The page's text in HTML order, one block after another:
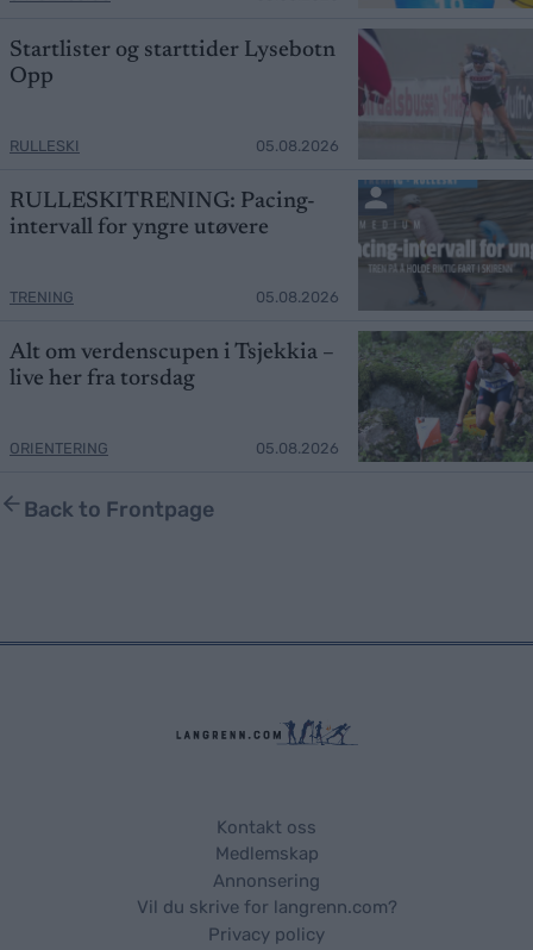
Startlister og starttider Lysebotn
Opp
RULLESKI 05.08.2026
RULLESKITRENING: Pacing-
intervall for yngre utøvere
TRENING 05.08.2026
Alt om verdenscupen i Tsjekkia –
live her fra torsdag
ORIENTERING 05.08.2026
Back to Frontpage
Kontakt oss
Medlemskap
Annonsering
Vil du skrive for langrenn.com?
Privacy policy